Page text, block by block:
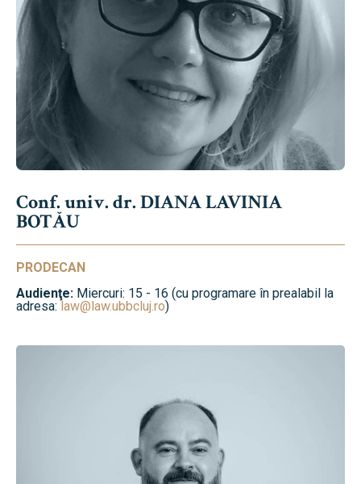
Conf. univ. dr. DIANA LAVINIA
BOTĂU
PRODECAN
Audienţe: Miercuri: 15 - 16 (cu programare în prealabil la
adresa: law@law.ubbcluj.ro)